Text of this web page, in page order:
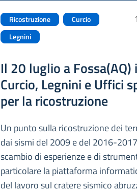
Ricostruzione
Curcio
Legnini
Il 20 luglio a
Curcio, Legnini e Uffici
per la ricostruzione
Un punto sulla ricostruzione dei
dai sismi del 2009 e del 2016-
scambio di esperienze e di
particolare la piattaforma
del lavoro sul cratere sismico